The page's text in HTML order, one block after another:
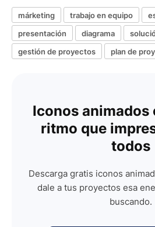
márketing trabajo en equipo
presentación
diagrama
gestión de proyectos
plan de
Iconos animados
ritmo que
todos
Descarga gratis iconos
dale a tus proyectos esa
buscando.